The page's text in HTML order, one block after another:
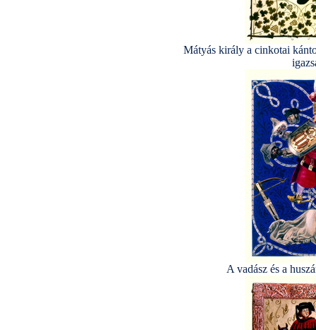
Mátyás király a cinkotai
A vadász és a